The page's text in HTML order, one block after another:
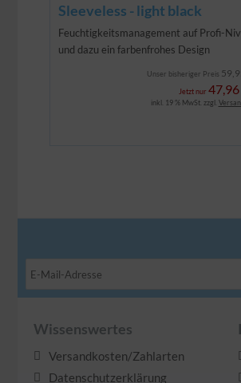
Sleeveless - light black
Feuchtigkeitsmanagement auf Profi-
und dazu ein farbenfrohes Design
Unser bisheriger Preis
Jetzt nur 47,96
inkl. 19 % MwSt. zzgl.
Wissenswertes
Versandkosten/Zahlarten
Datenschutzerklärung